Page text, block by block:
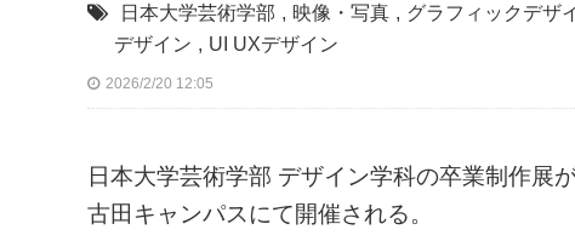
日本大学芸術学部 , 映像・写真 , グラフィックデザ
デザイン , UI UXデザイン
2026/2/20 12:05
日本大学芸術学部 デザイン学科の卒業制作展
古田キャンパスにて開催される。